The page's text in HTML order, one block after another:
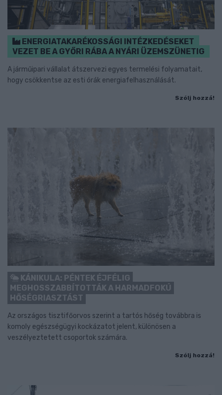
ENERGIATAKARÉKOSSÁGI INTÉZKEDÉSEKET
VEZET BE A GYŐRI RÁBA A NYÁRI ÜZEMSZÜNETIG
A járműipari vállalat átszervezi egyes termelési folyamatait,
hogy csökkentse az esti órák energiafelhasználását.
Szólj hozzá!
KÁNIKULA: PÉNTEK ÉJFÉLIG
MEGHOSSZABBÍTOTTÁK A HARMADFOKÚ
HŐSÉGRIASZTÁST
Az országos tisztifőorvos szerint a tartós hőség továbbra is
komoly egészségügyi kockázatot jelent, különösen a
veszélyeztetett csoportok számára.
Szólj hozzá!